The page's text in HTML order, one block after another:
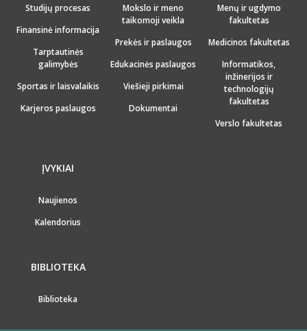
Studijų procesas
Finansinė informacija
Tarptautinės
galimybės
Sportas ir laisvalaikis
Karjeros paslaugos
Mokslo ir meno
taikomoji veikla
Prekės ir paslaugos
Edukacinės paslaugos
Viešieji pirkimai
Dokumentai
Menų ir ugdymo
fakultetas
Medicinos fakultetas
Informatikos,
inžinerijos ir
technologijų
fakultetas
Verslo fakultetas
ĮVYKIAI
Naujienos
Kalendorius
BIBLIOTEKA
Biblioteka